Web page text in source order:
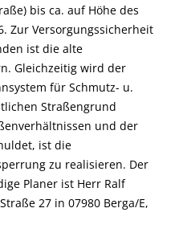
bis ca. auf Höhe des
Zur Versorgungssicherheit
ist die alte
Gleichzeitig wird der
für Schmutz- u.
Straßengrund
und der
ist die
zu realisieren. Der
Planer ist Herr Ralf
27 in 07980 Berga/E,